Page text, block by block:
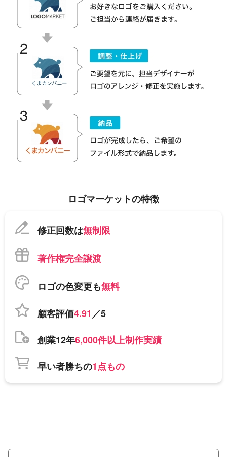
ロゴマーケットの特徴
修正回数は無制限
著作権完全譲渡
ロゴの色変更も無料
顧客評価4.91／5
創業12年6,000件以上制作実績
早い者勝ちの1点もの